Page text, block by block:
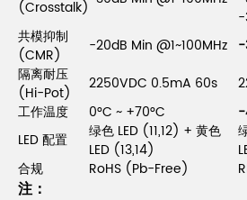
(Crosstalk)
-
共模抑制
(CMR)
-20dB Min @1~100MHz -
隔离耐压
(Hi-Pot)
2250VDC 0.5mA 60s
工作温度
0°C ~ +70°C
-
LED 配置
绿色 LED (11,12) + 黄色
LED (13,14)
合规
RoHS (Pb-Free)
注：